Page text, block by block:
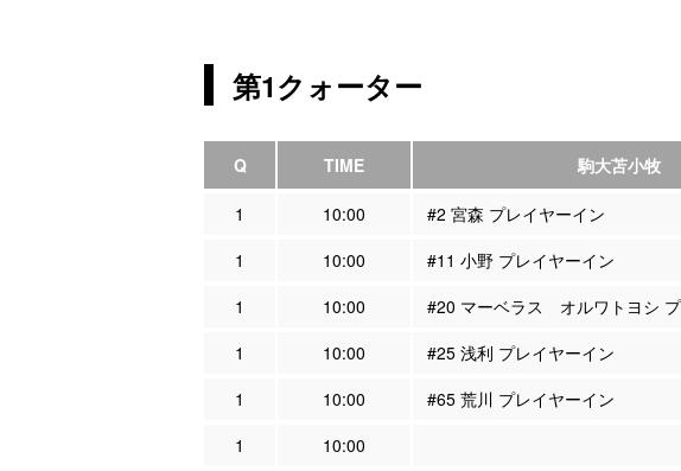
第1クォーター
Q TIME 駒大苫小牧
1 10:00
#2 宮森 プレイヤーイン
1
10:00
#11 小野 プレイヤーイン
1
10:00
#20 マーベラス オルワトヨシ
1
10:00
#25 浅利 プレイヤーイン
1
10:00
#65 荒川 プレイヤーイン
1
10:00